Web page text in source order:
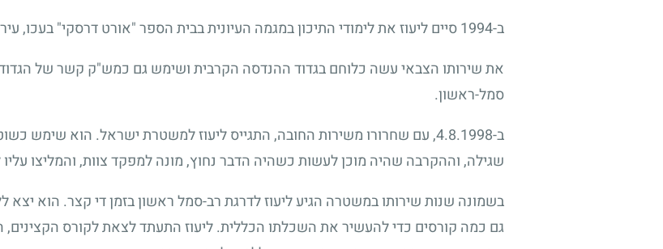
ב-1994 סיים ליעוז את לימודי התיכון במגמה העיונית בבית הספר "אורט דרסקי" בעכו, עיר מגוריו, והיה בעל תעודת בגרות.
את שירותו הצבאי עשה כלוחם בגדוד ההנדסה הקרבית ושימש גם כמש"ק קשר של
סמל-ראשון.
ב-4.8.1998, עם שחרורו משירות החובה, התגייס ליעוז למשטרת ישראל. הוא שימש
שגילה, וההקרבה שהיה מוכן לעשות כשהיה הדבר נחוץ, מונה למפקד צוות, והמליצו עליו
בשמונה שנות שירותו במשטרה הגיע ליעוז לדרגת רב-סמל ראשון בזמן די קצר. הוא יצא
גם כמה קורסים כדי להעשיר את השכלתו הכללית. ליעוז התעתד לצאת לקורס הקצינים,